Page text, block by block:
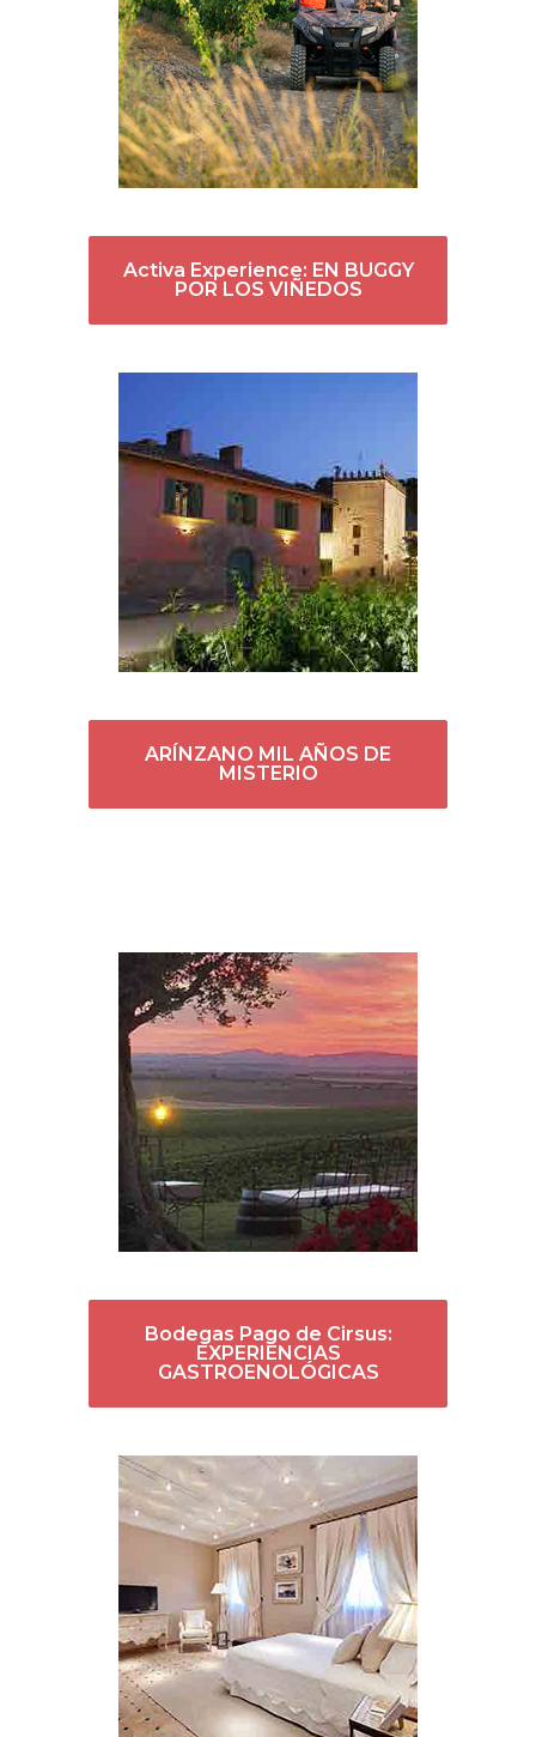
Activa Experience: EN BUGGY
POR LOS VIÑEDOS
ARÍNZANO MIL AÑOS DE
MISTERIO
Bodegas Pago de Cirsus:
EXPERIENCIAS
GASTROENOLÓGICAS